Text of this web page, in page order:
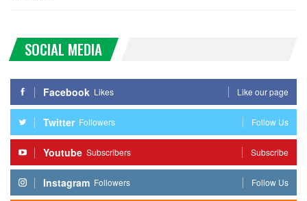
SOCIAL MEDIA
Facebook Likes Like our page
Twitter Followers Follow Us
Youtube Subscribers Subscribe
Instagram Followers Follow Us